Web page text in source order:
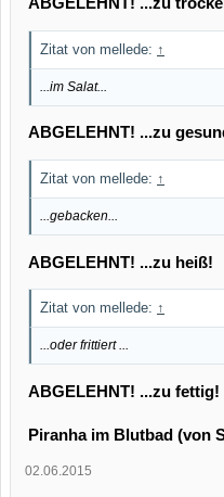
Zitat von mellede: ↑
...im Salat...
ABGELEHNT! ...zu
Zitat von mellede: ↑
...gebacken...
ABGELEHNT! ...zu heiß!
Zitat von mellede: ↑
...oder frittiert ...
ABGELEHNT! ...zu fettig!
Piranha im Blutbad (von
02.06.2015